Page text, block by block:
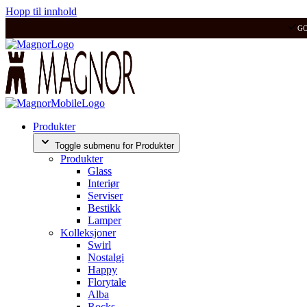
Hopp til innhold
Produkter
Toggle submenu for Produkter
Produkter
Glass
Interiør
Serviser
Bestikk
Lamper
Kolleksjoner
Swirl
Nostalgi
Happy
Florytale
Alba